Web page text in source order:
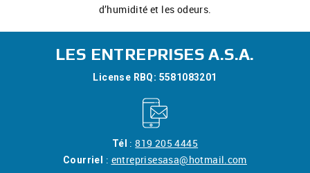
d’humidité et les odeurs.
LES ENTREPRISES A.S.A.
License RBQ: 5581083201
Tél :819 205 4445
Courriel : entreprisesasa@hotmail.com